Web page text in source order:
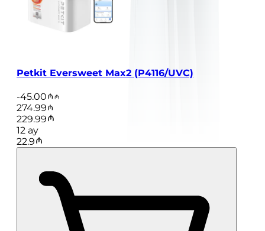
Petkit Eversweet Max2 (P4116/UVC)
-45.00
274.99
229.99
12 ay
22.9